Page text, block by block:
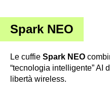
Spark NEO
Le cuffie Spark NEO
“tecnologia intelligente” AI
libertà wireless.